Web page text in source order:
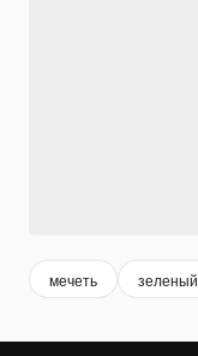
мечеть зеленый